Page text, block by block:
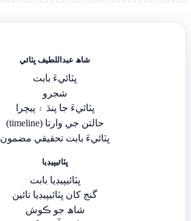
شاھ عبداللطيف ڀٽائي
ڀٽائيءَ بابت
شجرو
ڀٽائيءَ جا پنڌ ۽ پيچرا
حالتن جي وارتا (timeline)
ڀٽائيءَ بابت تحقيقي مضمون
ڀٽائيپيڊيا
ڀٽائيپيڊيا بابت
گنج کان ڀٽائيپيڊيا تائين
شاھ جو ڪوش